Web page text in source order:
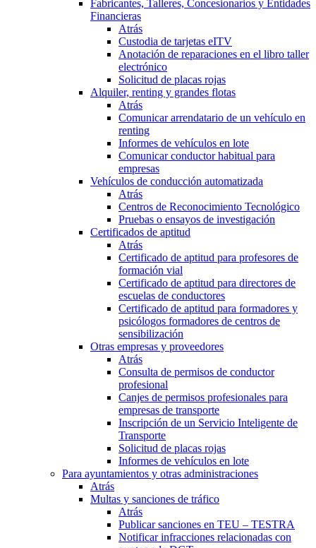
Fabricantes, Talleres, Concesionarios y Entidades
Financieras
Atrás
Custodia de tarjetas eITV
Anotación de reparaciones en el libro taller
electrónico
Solicitud de placas rojas
Alquiler, renting y grandes flotas
Atrás
Comunicar arrendatario de un vehículo en
renting
Informes de vehículos en lote
Comunicar conductor habitual para
empresas
Vehículos de conducción automatizada
Atrás
Centros de Reconocimiento Tecnológico
Pruebas o ensayos de investigación
Certificados de aptitud
Atrás
Certificado de aptitud para profesores de
formación vial
Certificado de aptitud para directores de
escuelas de conductores
Certificado de aptitud para formadores y
psicólogos formadores de centros de
sensibilización
Otras empresas y proveedores
Atrás
Consulta de permisos de conductor
profesional
Canjes de permisos profesionales para
empresas de transporte
Inscripción de un Servicio Inteligente de
Transporte
Solicitud de placas rojas
Informes de vehículos en lote
Para ayuntamientos y otras administraciones
Atrás
Multas y sanciones de tráfico
Atrás
Publicar sanciones en TEU – TESTRA
Notificar infracciones relacionadas con